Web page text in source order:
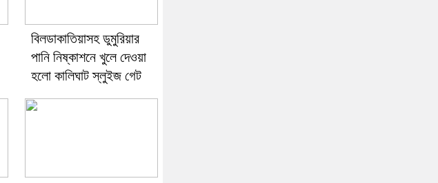
বিলডাকাতিয়াসহ ডুমুরিয়ার
পানি নিষ্কাশনে খুলে দেওয়া
হলো কালিঘাট স্লুইজ গেট